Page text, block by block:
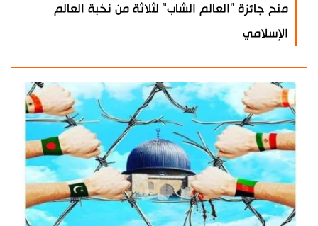
منح جائزة "العالم الشاب" لثلاثة من نخبة العالم
الإسلامي